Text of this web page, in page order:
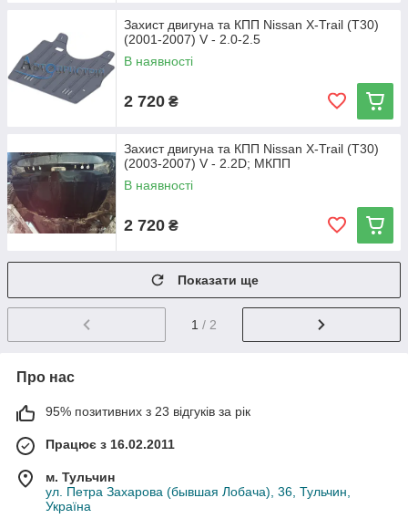
Захист двигуна та КПП Nissan X-Trail (T30)
(2001-2007) V - 2.0-2.5
В наявності
2 720 ₴
Захист двигуна та КПП Nissan X-Trail (T30)
(2003-2007) V - 2.2D; МКПП
В наявності
2 720 ₴
Показати ще
1 / 2
Про нас
95% позитивних з 23 відгуків за рік
Працює з 16.02.2011
м. Тульчин
ул. Петра Захарова (бывшая Лобача), 36, Тульчин,
Україна